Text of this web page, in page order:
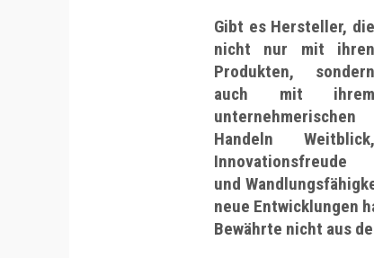
Gibt es Hersteller, die
nicht nur mit ihren
Produkten, sondern
auch mit ihrem
unternehmerischen
Handeln Weitblick,
Innovationsfreude
und
neue Entwicklungen
Bewährte nicht aus